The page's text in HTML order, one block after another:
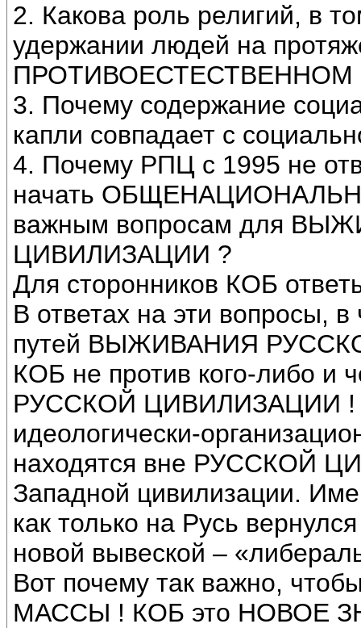
2. Какова роль религий, в
удержании людей на
ПРОТИВОЕСТЕСТВЕННОМ
3. Почему содержание
капли совпадает с
4. Почему РПЦ с 1995 не
начать
важным вопросам для
ЦИВИЛИЗАЦИИ ?
Для сторонников КОБ
В ответах на эти вопросы,
путей ВЫЖИВАНИЯ
КОБ не против кого-либо
РУССКОЙ ЦИВИЛИЗАЦИИ !
идеологически-
находятся вне РУССКОЙ
Западной цивилизации.
как только на Русь
новой вывеской –
Вот почему так важно,
МАССЫ ! КОБ это НОВОЕ